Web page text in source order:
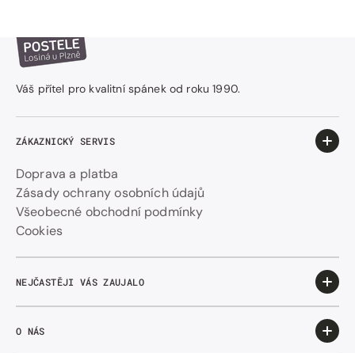
Váš přítel pro kvalitní spánek od roku 1990.
ZÁKAZNICKÝ SERVIS
Doprava a platba
Zásady ochrany osobních údajů
Všeobecné obchodní podmínky
Cookies
NEJČASTĚJI VÁS ZAUJALO
O NÁS